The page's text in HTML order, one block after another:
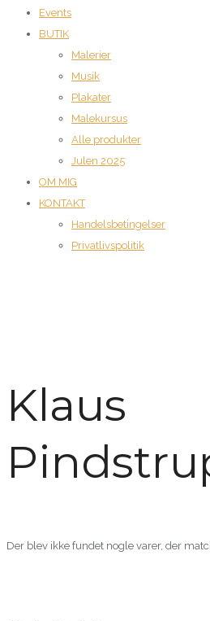
Events
BUTIK
Malerier
Musik
Plakater
Malekursus
Alle produkter
Julen 2025
OM MIG
KONTAKT
Handelsbetingelser
Privatlivspolitik
Klaus
Der blev ikke fundet nogle varer, der